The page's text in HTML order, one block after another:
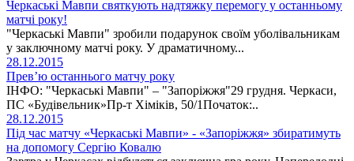
Черкаські Мавпи святкують надтяжку перемогу у останньому
матчі року!
"Черкаські Мавпи" зробили подарунок своїм уболівальникам
у заключному матчі року. У драматичному...
28.12.2015
Прев’ю останнього матчу року
ІНФО: "Черкаські Мавпи" – "Запоріжжя"29 грудня. Черкаси,
ПС «Будівельник»Пр-т Хіміків, 50/1Початок:..
28.12.2015
Під час матчу «Черкаські Мавпи» - «Запоріжжя» збиратимуть
на допомогу Сергію Ковалю